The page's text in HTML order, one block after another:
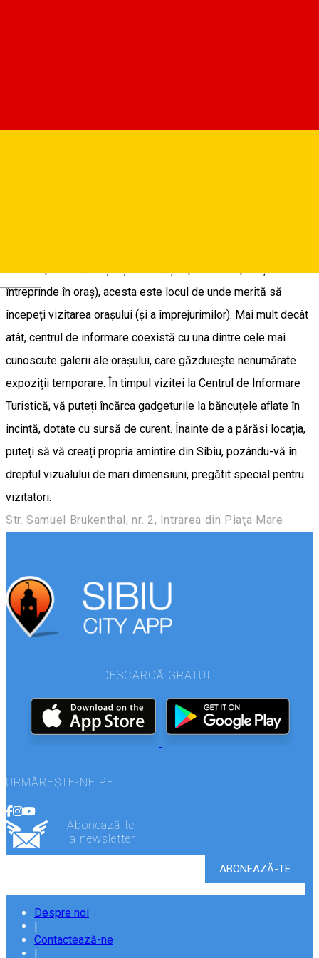
Informare Turistică al orașului, vă întâmpină cu informații de
întreprinde în oraș), acesta este locul de unde merită să
începeți vizitarea orașului (și a împrejurimilor). Mai mult decât
atât, centrul de informare coexistă cu una dintre cele mai
cunoscute galerii ale orașului, care găzduiește nenumărate
expoziții temporare. În timpul vizitei la Centrul de Informare
Turistică, vă puteți încărca gadgeturile la băncuțele aflate în
incintă, dotate cu sursă de curent. Înainte de a părăsi locația,
puteți să vă creați propria amintire din Sibiu, pozându-vă în
dreptul vizualului de mari dimensiuni, pregătit special pentru
vizitatori.
Str. Samuel Brukenthal, nr. 2, Intrarea din Piaţa Mare
DESCARCĂ GRATUIT
URMĂREȘTE-NE PE
Abonează-te
la newsletter
Despre noi
|
Contactează-ne
|